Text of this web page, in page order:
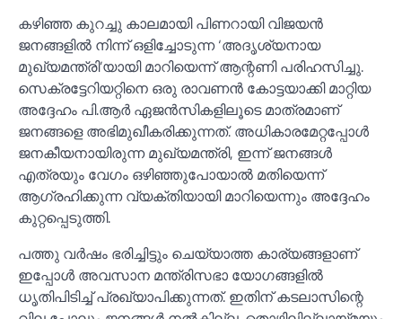
കഴിഞ്ഞ കുറച്ചു കാലമായി പിണറായി വിജയൻ
ജനങ്ങളില്‍ നിന്ന് ഒളിച്ചോടുന്ന ‘അദൃശ്യനായ
മുഖ്യമന്ത്രി’യായി മാറിയെന്ന് ആന്റണി പരിഹസിച്ചു.
സെക്രട്ടേറിയറ്റിനെ ഒരു രാവണൻ കോട്ടയാക്കി മാറ്റിയ
അദ്ദേഹം പി.ആർ ഏജൻസികളിലൂടെ മാത്രമാണ്
ജനങ്ങളെ അഭിമുഖീകരിക്കുന്നത്. അധികാരമേറ്റപ്പോള്‍
ജനകീയനായിരുന്ന മുഖ്യമന്ത്രി, ഇന്ന് ജനങ്ങള്‍
എത്രയും വേഗം ഒഴിഞ്ഞുപോയാല്‍ മതിയെന്ന്
ആഗ്രഹിക്കുന്ന വ്യക്തിയായി മാറിയെന്നും അദ്ദേഹം
കുറ്റപ്പെടുത്തി.
പത്തു വർഷം ഭരിച്ചിട്ടും ചെയ്യാത്ത കാര്യങ്ങളാണ്
ഇപ്പോള്‍ അവസാന മന്ത്രിസഭാ യോഗങ്ങളില്‍
ധൃതിപിടിച്ച്‌ പ്രഖ്യാപിക്കുന്നത്. ഇതിന് കടലാസിന്റെ